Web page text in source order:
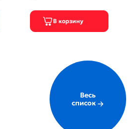
Весь
список